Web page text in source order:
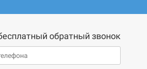
обратный звонок